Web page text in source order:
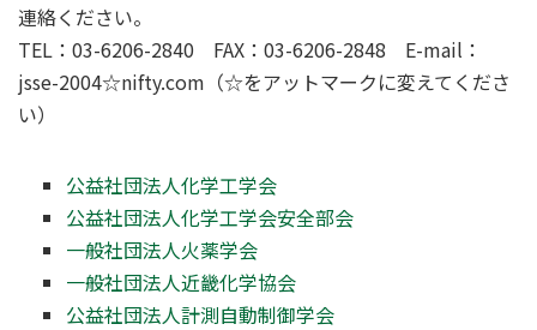
連絡ください。
TEL：03-6206-2840 FAX：03-6206-2848 E-mail：
jsse-2004☆nifty.com（☆をアットマークに変えてくださ
い）
公益社団法人化学工学会
公益社団法人化学工学会安全部会
一般社団法人火薬学会
一般社団法人近畿化学協会
公益社団法人計測自動制御学会